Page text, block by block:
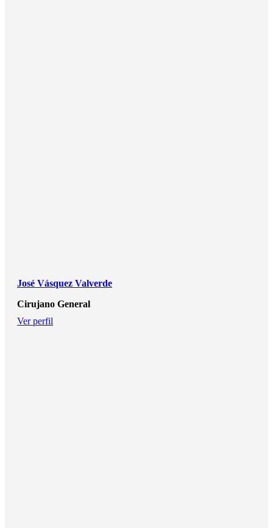
José Vásquez Valverde
Cirujano General
Ver perfil